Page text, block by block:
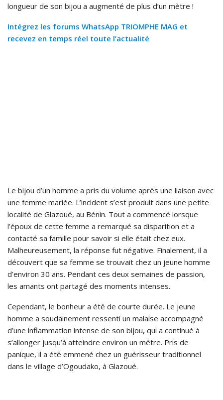
longueur de son bijou a augmenté de plus d’un mètre !
Intégrez les forums WhatsApp TRIOMPHE MAG et
recevez en temps réel toute l’actualité
Le bijou d’un homme a pris du volume après une liaison avec
une femme mariée. L’incident s’est produit dans une petite
localité de Glazoué, au Bénin. Tout a commencé lorsque
l’époux de cette femme a remarqué sa disparition et a
contacté sa famille pour savoir si elle était chez eux.
Malheureusement, la réponse fut négative. Finalement, il a
découvert que sa femme se trouvait chez un jeune homme
d’environ 30 ans. Pendant ces deux semaines de passion,
les amants ont partagé des moments intenses.
Cependant, le bonheur a été de courte durée. Le jeune
homme a soudainement ressenti un malaise accompagné
d’une inflammation intense de son bijou, qui a continué à
s’allonger jusqu’à atteindre environ un mètre. Pris de
panique, il a été emmené chez un guérisseur traditionnel
dans le village d’Ogoudako, à Glazoué.